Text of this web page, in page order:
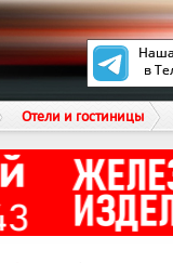
Отели и гостиницы